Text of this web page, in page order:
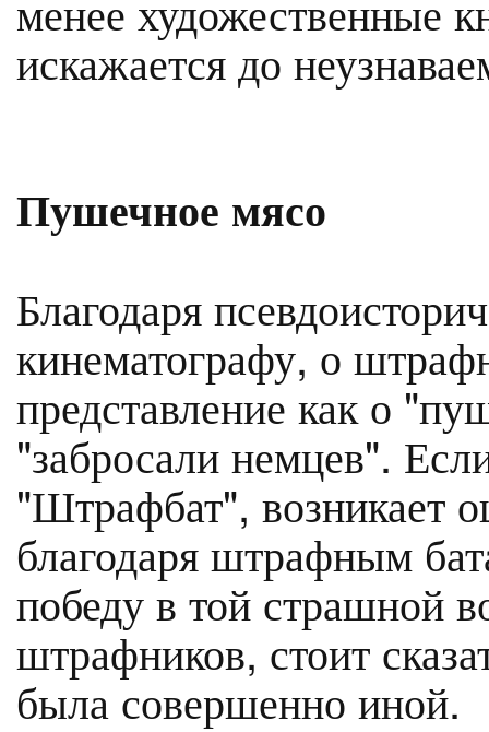
искажается до
Пушечное мясо
Благодаря
кинематографу, о
представление как о
"забросали немцев".
"Штрафбат", возникает
благодаря штрафным
победу в той страшной
штрафников, стоит
была совершенно иной.